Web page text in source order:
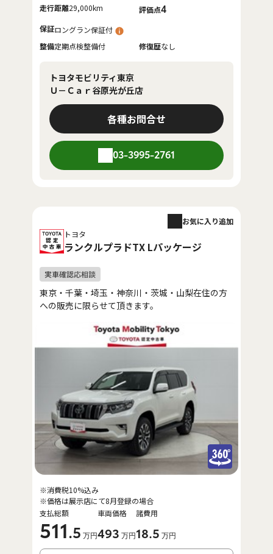
走行距離29,000km 評価点4
保証ロングラン保証付
整備定期点検整備付 修復歴なし
トヨタモビリティ東京
Ｕ－Ｃａｒ谷原光が丘店
各種お問合せ
03-3995-2761
トヨタ
ランクルプラドTX Lパッケージ
お気に入り追加
東京・千葉・埼玉・神奈川・茨城・山梨在住の方
への販売に限らせて頂きます。
支払総額
511.5 万円
車両価格
493 万円
諸費用
18.5 万円
※消費税10%込み
※価格は展示店にて8月登録の場合